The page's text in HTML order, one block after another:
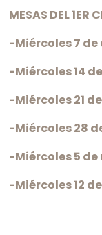
MESAS DEL 1ER
-Miércoles 7 de
-Miércoles 14
-Miércoles 21
-Miércoles 28
-Miércoles 5 de
-Miércoles 12